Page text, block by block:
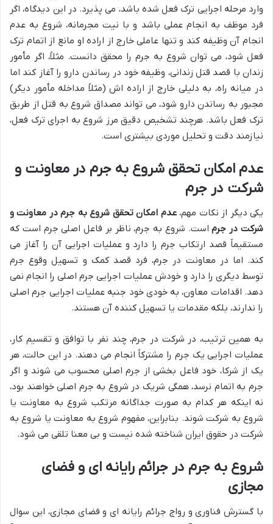
وارد مرحله اجرایی ترک فعل شده باشد، می پذیرد. در این دیدگاه، اگر
فرد موظف به انجام عملی باشد و با نیت مجرمانه، شروع به عدم
انجام آن وظیفه کند و تنها عاملی خارج از اراده او مانع از اتمام ترک
فعل شود، می توان شروع به جرم را محقق دانست. مثلاً، اگر مأمور
زندان با قصد قتل زندانی، وظیفه خود در رساندن دارو را آغاز کند اما
در میانه راه، به دلیلی خارج از اراده اش (مثلاً مداخله مأمور دیگر)
مجبور به رساندن دارو شود، می تواند مصداق شروع به قتل از طریق
ترک فعل باشد. هرچند تشخیص دقیق مرز شروع به اجرای ترک فعل،
نیازمند دقت و تحلیل موردی بیشتری است.
عدم امکان تحقق شروع به جرم در معاونت و
شرکت در جرم
یکی دیگر از نکات مهم،عدم امکان تحقق شروع به جرم در معاونت و
شرکت در جرماست. شروع به جرم، ناظر بر فاعل اصلی جرم است که
مستقیماً قصد ارتکاب جرم را دارد و عملیات اجرایی آن را آغاز می
کند. اما در معاونت در جرم، فرد قصد کمک و تسهیل وقوع جرم
توسط دیگری را دارد و خودش عملیات اجرایی جرم اصلی را انجام نمی
دهد. اقدامات معاون، به خودی خود جنبه عملیات اجرایی جرم اصلی
را ندارند، بلکه مقدمات یا تسهیل کننده آن هستند.
به همین ترتیب، در شرکت در جرم، چند نفر با توافق و تقسیم کار،
عملیات اجرایی یک جرم را مشترکاً انجام می دهند. در این حالت، هر
یک از شرکا، خود فاعل بخشی از جرم اصلی محسوب می شوند و اگر
جرم به اتمام نرسد، همگی شریک در شروع به جرم اصلی خواهند بود،
نه اینکه هر کدام به صورت جداگانه مرتکب شروع به معاونت یا
شروع به شرکت شوند. بنابراین، مفهوم شروع به معاونت یا شروع به
شرکت در حقوق ایران شناخته شده نیست و بی معنا تلقی می شود.
شروع به جرم در جرائم رایانه ای و فضای
مجازی
با گسترش فناوری و رواج جرائم رایانه ای و فضای مجازی، این سوال